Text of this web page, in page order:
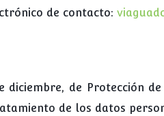
de contacto:
diciembre, de Protección
de los datos